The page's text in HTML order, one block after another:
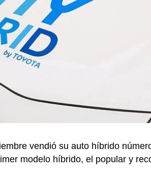
vendió su auto híbrido
modelo híbrido, el popular y